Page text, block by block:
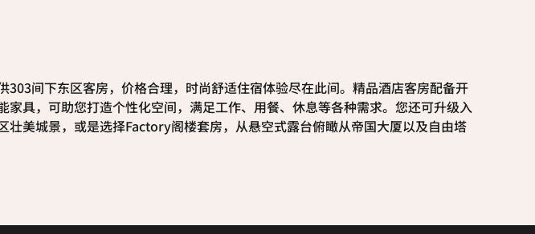
303间下东区客房，价格合理，时尚舒适住宿体验尽在此间。精品酒店客房配备开
家具，可助您打造个性化空间，满足工作、用餐、休息等各种需求。您还可升级入
壮美城景，或是选择Factory阁楼套房，从悬空式露台俯瞰从帝国大厦以及自由塔